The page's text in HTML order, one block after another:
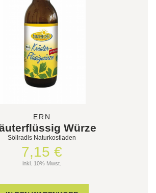
ERN
Würze
Söllradls Naturkostladen
7,15 €
inkl. 10% Mwst.